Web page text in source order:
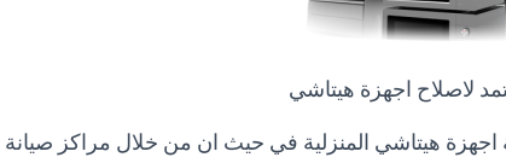
لاصلاح اجهزة هيتاشي
اجهزة هيتاشي المنزلية في حيث ان من خلال مراكز صيانة